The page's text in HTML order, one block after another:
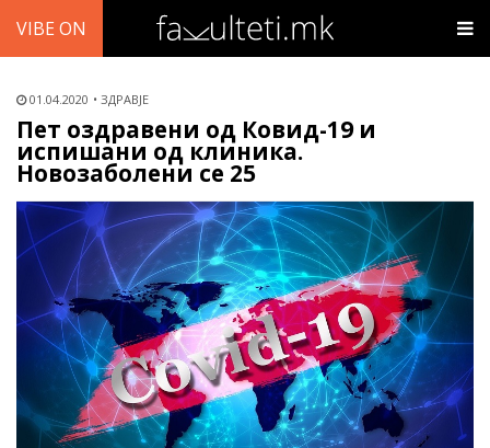
VIBE ON
01.04.2020 ЗДРАВЈЕ
Пет оздравени од Ковид-19 и
испишани од клиника.
Новозаболени се 25